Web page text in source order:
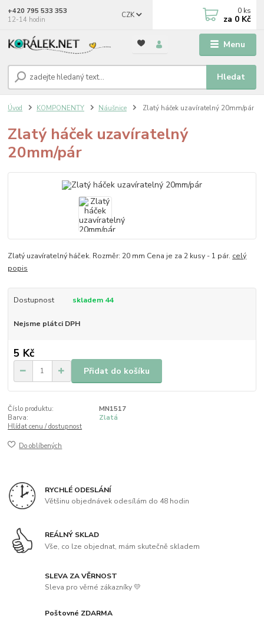
Menu
CZK
Hledat
+420 795 533 353
12-14 hodin
0 ks
za 0 Kč
Úvod KOMPONENTY Náušnice Zlatý háček uzavíratelný 20mm/pár
Zlatý háček uzavíratelný
20mm/pár
Zlatý uzavíratelný háček. Rozměr: 20 mm Cena je za 2 kusy - 1 pár. celý
popis
Dostupnost skladem 44
Nejsme plátci DPH
5 Kč
Přidat do košíku
Číslo produktu:
MN1517
Barva:
Zlatá
Hlídat cenu / dostupnost
Do oblíbených
RYCHLÉ ODESLÁNÍ
Většinu objednávek odesílám do 48 hodin
REÁLNÝ SKLAD
Vše, co lze objednat, mám skutečně skladem
SLEVA ZA VĚRNOST
Sleva pro věrné zákazníky 💛
Poštovné ZDARMA